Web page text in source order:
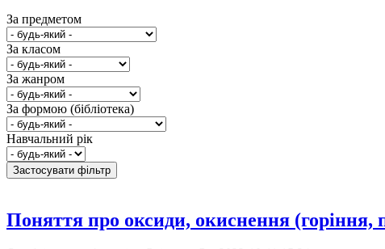
За предметом
За класом
За жанром
За формою (бібліотека)
Навчальний рік
Поняття про оксиди, окиснення